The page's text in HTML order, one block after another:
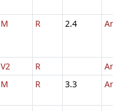
M R 2.4
V2 R
M R 3.3